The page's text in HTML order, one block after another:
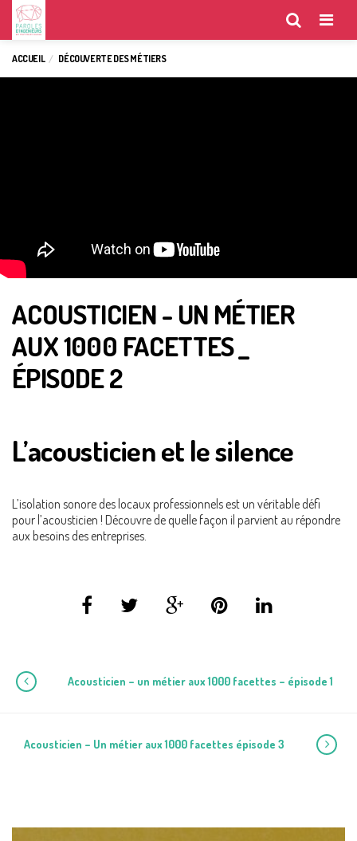
Menu
ACCUEIL DÉCOUVERTE DES MÉTIERS
ACOUSTICIEN - UN MÉTIER
AUX 1000 FACETTES _
ÉPISODE 2
L’acousticien et le silence
L’isolation sonore des locaux professionnels est un véritable défi
pour l’acousticien ! Découvre de quelle façon il parvient au répondre
aux besoins des entreprises.
Acousticien – un métier aux 1000 facettes – épisode 1
Acousticien – Un métier aux 1000 facettes épisode 3